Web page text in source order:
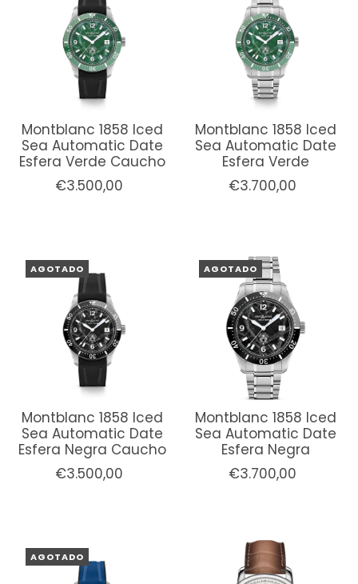
Montblanc 1858 Iced
Sea Automatic Date
Esfera Verde Caucho
€3.500,00
Montblanc 1858 Iced
Sea Automatic Date
Esfera Verde
€3.700,00
AGOTADO
Montblanc 1858 Iced
Sea Automatic Date
Esfera Negra Caucho
€3.500,00
AGOTADO
Montblanc 1858 Iced
Sea Automatic Date
Esfera Negra
€3.700,00
AGOTADO